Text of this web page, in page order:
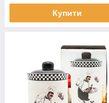
Купити